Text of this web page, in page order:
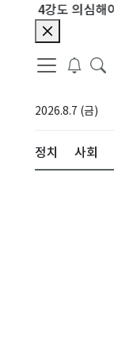
의심해야"(종합)
2026.8.7 (금)
정치 사회